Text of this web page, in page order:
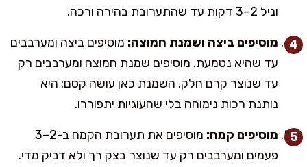
וניל 2–3 דקות עד שהתערובת בהירה ורכה.
מוסיפים ביצה ושמנת חמוצה: מוסיפים ביצה ומערבבים
עד שהיא נטמעת. מוסיפים שמנת חמוצה ומערבבים רק
עד שנוצר קרם חלק. השמנת כאן עושה קסם: היא
נותנת רכות נימוחה בלי שהעוגיות יתפוררו.
מוסיפים קמח:
מוסיפים את תערובת הקמח ב-2–3
פעמים ומערבבים רק עד שנוצר בצק רך ולא דביק מדי.